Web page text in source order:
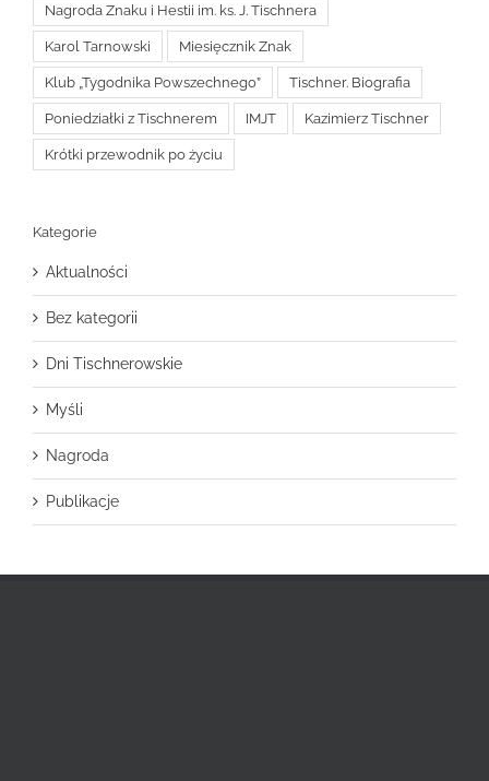
Nagroda Znaku i Hestii im. ks. J. Tischnera
Karol Tarnowski Miesięcznik Znak
Klub „Tygodnika Powszechnego” Tischner. Biografia
Poniedziałki z Tischnerem IMJT Kazimierz Tischner
Krótki przewodnik po życiu
Kategorie
Aktualności
Bez kategorii
Dni Tischnerowskie
Myśli
Nagroda
Publikacje